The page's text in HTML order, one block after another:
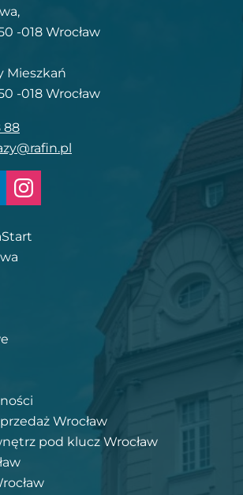
-018 Wrocław
Mieszkań
-018 Wrocław
88
Wrocław
pod klucz Wrocław